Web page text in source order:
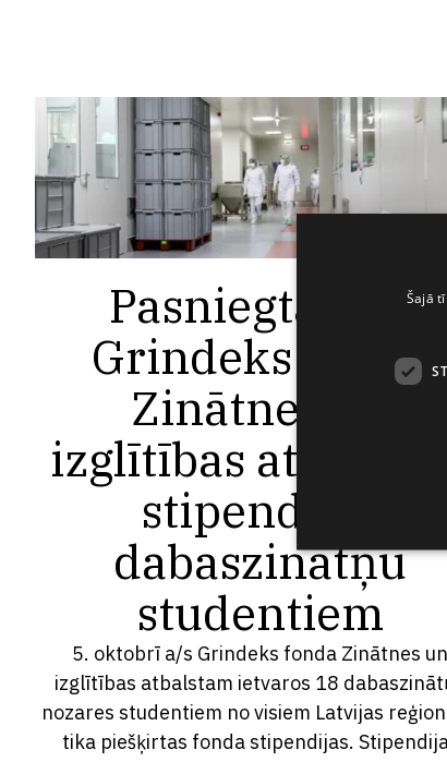
Pasniegtas AS
Grindeks fonda
Zinātnes un
izglītības atbalstam
stipendijas
dabaszinātņu
studentiem
5. oktobrī a/s Grindeks fonda Zinātnes un
izglītības atbalstam ietvaros 18
nozares studentiem no visiem Latvijas
tika piešķirtas fonda stipendijas.
Šajā